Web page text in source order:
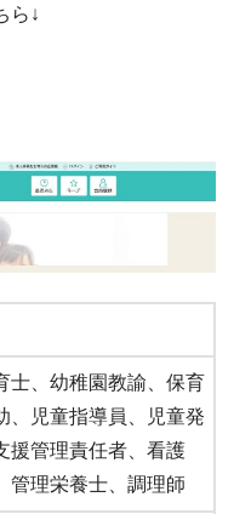
ら↓
士、幼稚園教諭、保育
、児童指導員、児童発
援管理責任者、看護
管理栄養士、調理師